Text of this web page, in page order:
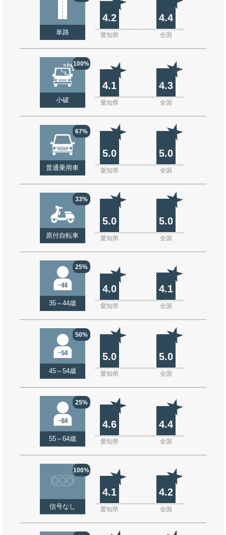
単路
4.2 4.4
愛知県 全国
100%
小破
4.1 4.3
愛知県 全国
67%
普通乗用車
5.0 5.0
愛知県 全国
33%
原付自転車
5.0 5.0
愛知県 全国
25%
35～44歳
4.0 4.1
愛知県 全国
50%
45～54歳
5.0 5.0
愛知県 全国
25%
55～64歳
4.6 4.4
愛知県 全国
100%
信号なし
4.1 4.2
愛知県 全国